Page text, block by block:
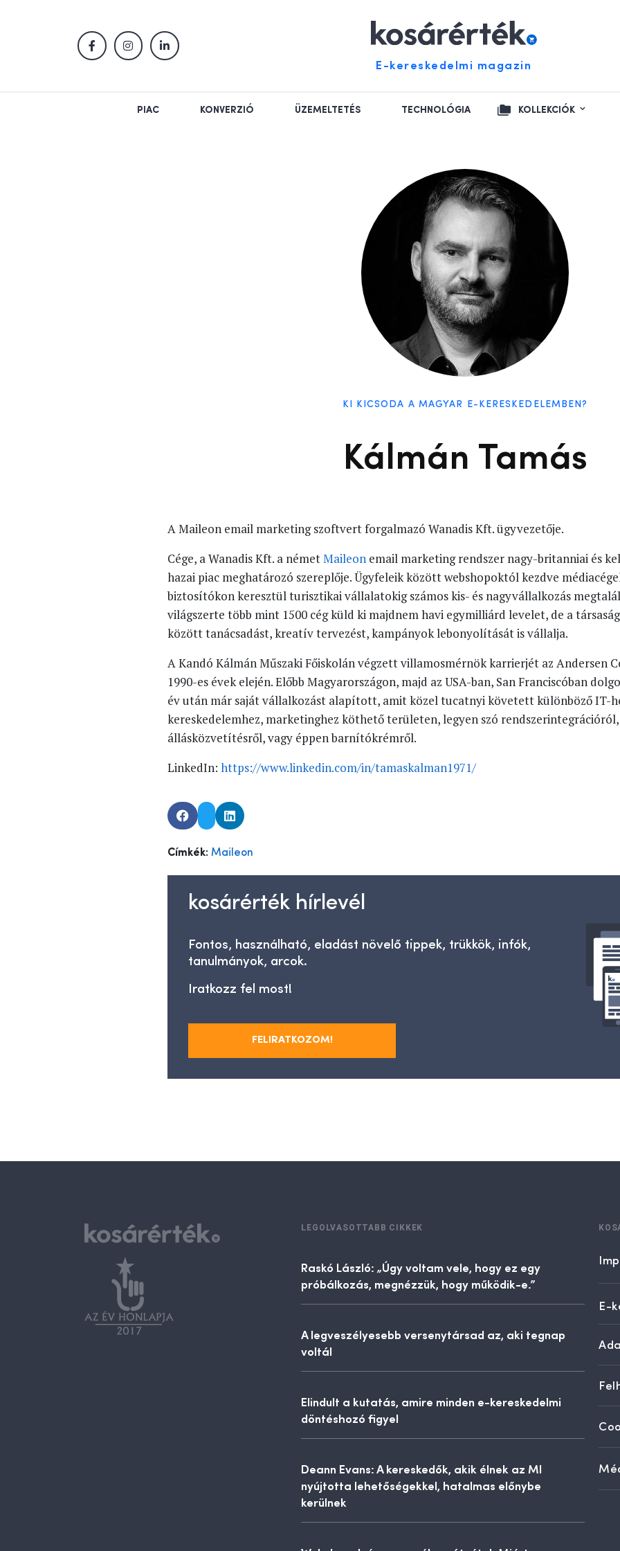
E-kereskedelmi magazin
PIAC KONVERZIÓ ÜZEMELTETÉS TECHNOLÓGIA KOLLEKCIÓK
KI KICSODA A MAGYAR E-KERESKEDELEMBEN?
Kálmán Tamás
A Maileon email marketing szoftvert forgalmazó Wanadis Kft. ügyvezetője.
Cége, a Wanadis Kft. a németMaileon email marketing rendszer nagy-britanniai és
hazai piac meghatározó szereplője. Ügyfeleik között webshopoktól kezdve
biztosítókon keresztül turisztikai vállalatokig számos kis- és nagyvállalkozás
világszerte több mint 1500 cég küld ki majdnem havi egymilliárd levelet, de a
között tanácsadást, kreatív tervezést, kampányok lebonyolítását is vállalja.
A Kandó Kálmán Műszaki Főiskolán végzett villamosmérnök karrierjét az Andersen
1990-es évek elején. Előbb Magyarországon, majd az USA-ban, San Franciscóban
év után már saját vállalkozást alapított, amit közel tucatnyi követett különböző IT-
kereskedelemhez, marketinghez köthető területen, legyen szó
állásközvetítésről, vagy éppen barnítókrémről.
LinkedIn: https://www.linkedin.com/in/tamaskalman1971/
Címkék: Maileon
kosárérték hírlevél
Fontos, használható, eladást növelő tippek, trükkök, infók,
tanulmányok, arcok.
Iratkozz fel most!
FELIRATKOZOM!
LEGOLVASOTTABB CIKKEK
Raskó László: „Úgy voltam vele, hogy ez egy
próbálkozás, megnézzük, hogy működik-e.”
A legveszélyesebb versenytársad az, aki tegnap
voltál
Elindult a kutatás, amire minden e-kereskedelmi
döntéshozó figyel
Deann Evans: A kereskedők, akik élnek az MI
nyújtotta lehetőségekkel, hatalmas előnybe
kerülnek
E-